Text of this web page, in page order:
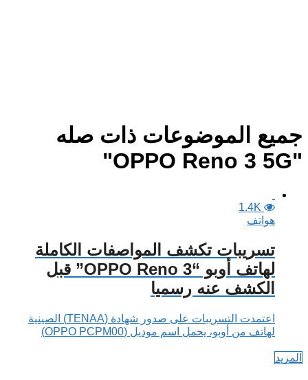
جميع الموضوعات ذات صله
"OPPO Reno 3 5G"
1.4K
هواتف
تسريبات تكشف المواصفات الكاملة
لهاتف أوبو “OPPO Reno 3” قبل
الكشف عنه رسميا
اعتمدت التسريبات على صدور شهادة (TENAA) الصينية
لهاتف من أوبو، يحمل اسم موديل (OPPO PCPM00)
المزيد